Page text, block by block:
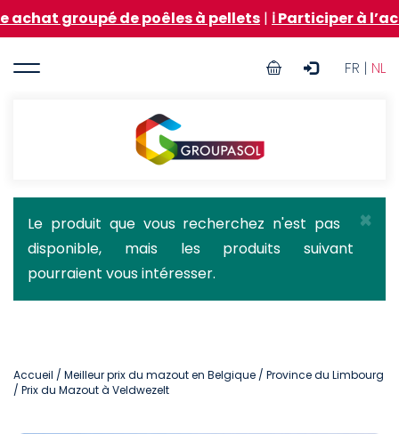
au
principal
de poêles à pellets|ℹ️ Participer à l’achat
FR | NL
User
Groupasol
×
Message
d'état
Le produit que vous recherchez n'est pas
disponible, mais les produits suivant
pourraient vous intéresser.
Accueil / Meilleur prix du mazout en Belgique / Province du Limbourg
/ Prix du Mazout à Veldwezelt